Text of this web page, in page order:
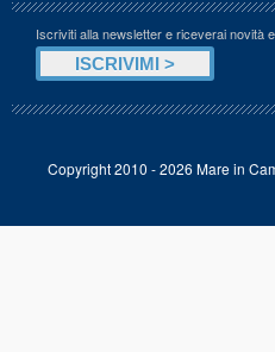
Iscriviti alla newsletter e riceverai novità
Copyright 2010 - 2026 Mare in